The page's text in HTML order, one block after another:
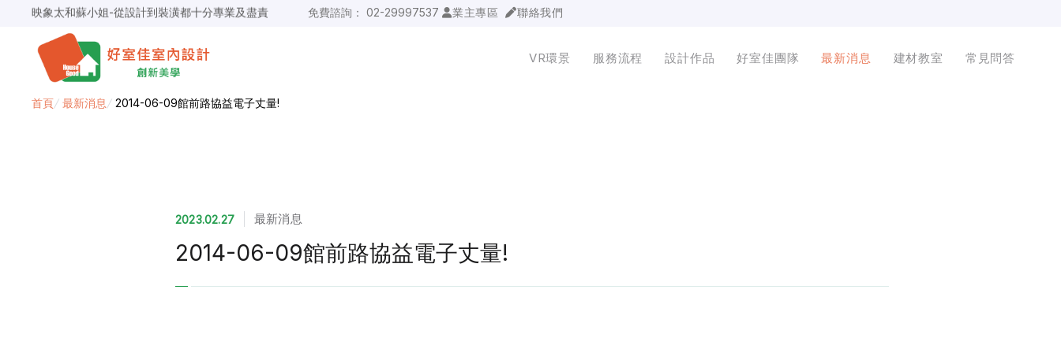
映象太和蘇小姐-從設計到裝潢都十分專業及盡責
超級F1歐小姐-設計跟材料的品質都很優質，建議實用
說明仔細流程順暢，注意施工上細節，施工團隊專業細心
毛胚屋裝修推薦，設計師與工務完美配合，效果非常滿意
春城越蔡先生-設計師溝通規劃完善，整體來說相當滿意
免費諮詢： 02-29997537 業主專區 聯絡我們
VR環景 服務流程 設計作品 好室佳團隊 最新消息 建材教室 常見問答
首頁/ 最新消息 / 2014-06-09館前路協益電子丈量!
2023.02.27 最新消息
2014-06-09館前路協益電子丈量!